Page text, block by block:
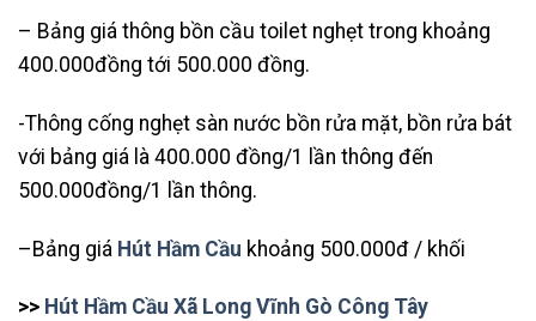
– Bảng giá thông bồn cầu toilet nghẹt trong khoảng
400.000đồng tới 500.000 đồng.
-Thông cống nghẹt sàn nước bồn rửa mặt, bồn rửa bát
với bảng giá là 400.000 đồng/1 lần thông đến
500.000đồng/1 lần thông.
–Bảng giá Hút Hầm Cầu khoảng 500.000đ / khối
>> Hút Hầm Cầu Xã Long Vĩnh Gò Công Tây